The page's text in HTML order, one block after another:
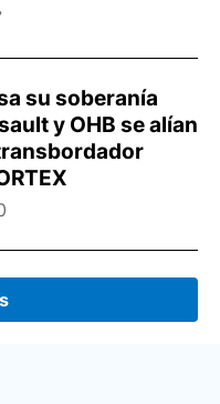
su soberanía
y OHB se alían